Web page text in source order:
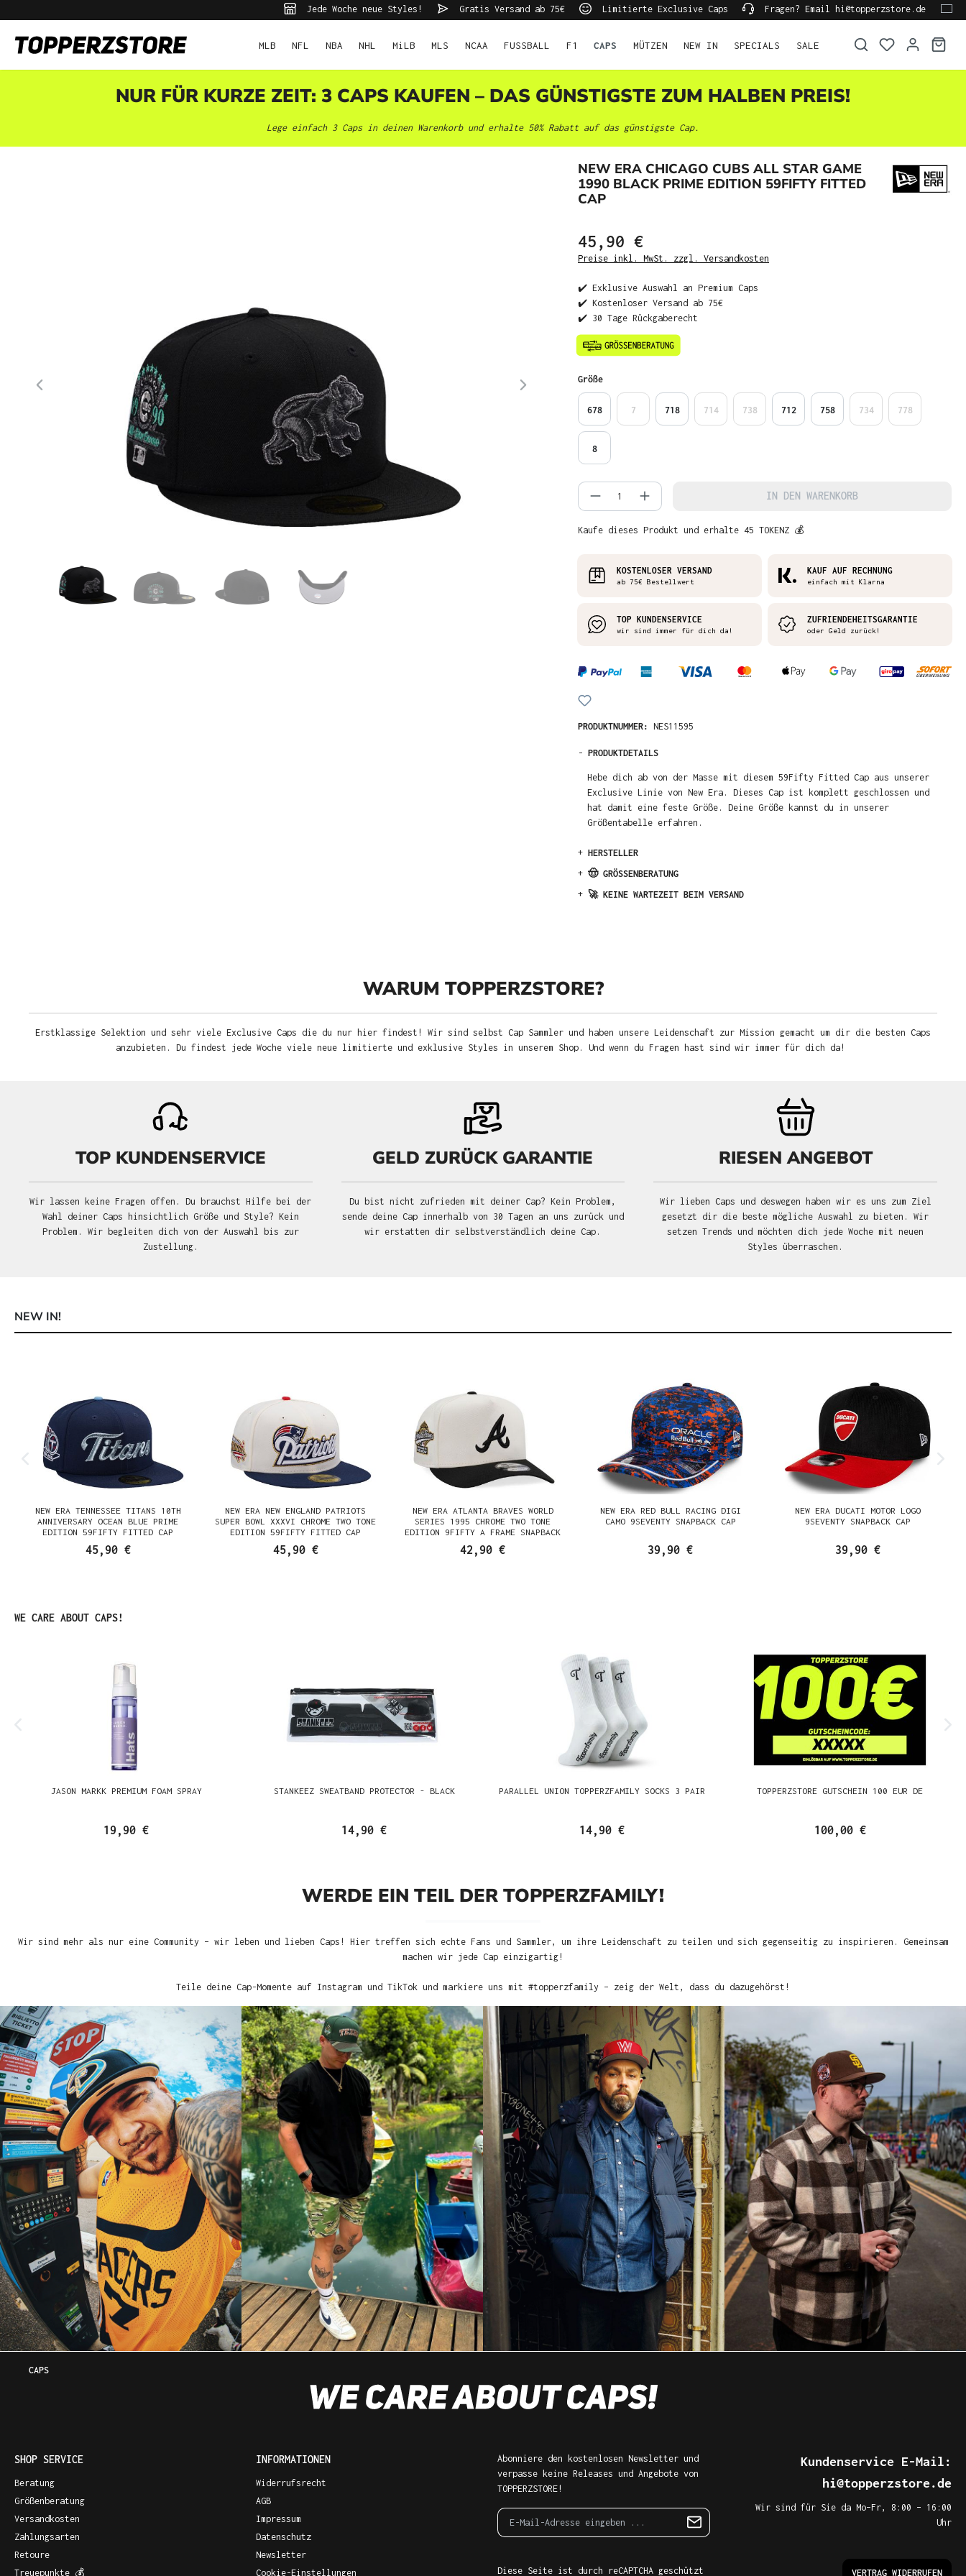
Jede Woche neue Styles! Gratis Versand ab 75€ Limitierte Exclusive Caps Fragen? Email hi@topperzstore.de
MLB NFL NBA NHL MiLB MLS NCAA FUSSBALL F1 CAPS MÜTZEN NEW IN SPECIALS SALE
NUR FÜR KURZE ZEIT: 3 CAPS KAUFEN – DAS GÜNSTIGSTE ZUM HALBEN PREIS!
Lege einfach 3 Caps in deinen Warenkorb und erhalte 50% Rabatt auf das günstigste Cap.
NEW ERA CHICAGO CUBS ALL STAR GAME
1990 BLACK PRIME EDITION 59FIFTY FITTED
CAP
45,90 €
Preise inkl. MwSt. zzgl. Versandkosten
✔️ Exklusive Auswahl an Premium Caps
✔️ Kostenloser Versand ab 75€
✔️ 30 Tage Rückgaberecht
Größeauswählen
678 7 718 714 738 712 758 734 778
8
Produkt Anzahl: Gib den gewünschten Wert
IN DEN WARENKORB
Kaufe dieses Produkt und erhalte 45 TOKENZ 💰
KOSTENLOSER VERSAND
ab 75€ Bestellwert
KAUF AUF RECHNUNG
einfach mit Klarna
TOP KUNDENSERVICE
wir sind immer für dich da!
ZUFRIENDEHEITSGARANTIE
oder Geld zurück!
PRODUKTNUMMER: NES11595
- PRODUKTDETAILS
Hebe dich ab von der Masse mit diesem 59Fifty Fitted Cap aus unserer
Exclusive Linie von New Era. Dieses Cap ist komplett geschlossen und
hat damit eine feste Größe. Deine Größe kannst du in unserer
Größentabelle erfahren.
+ HERSTELLER
+ 🤠 GRÖSSENBERATUNG
+ 🚀 KEINE WARTEZEIT BEIM VERSAND
WARUM TOPPERZSTORE?
Erstklassige Selektion und sehr viele Exclusive Caps die du nur hier findest! Wir sind selbst Cap Sammler und haben unsere Leidenschaft zur Mission gemacht um dir die besten Caps
anzubieten. Du findest jede Woche viele neue limitierte und exklusive Styles in unserem Shop. Und wenn du Fragen hast sind wir immer für dich da!
TOP KUNDENSERVICE
Wir lassen keine Fragen offen. Du brauchst Hilfe bei der
Wahl deiner Caps hinsichtlich Größe und Style? Kein
Problem. Wir begleiten dich von der Auswahl bis zur
Zustellung.
GELD ZURÜCK GARANTIE
Du bist nicht zufrieden mit deiner Cap? Kein Problem,
sende deine Cap innerhalb von 30 Tagen an uns zurück und
wir erstatten dir selbstverständlich deine Cap.
RIESEN ANGEBOT
Wir lieben Caps und deswegen haben wir es uns zum Ziel
gesetzt dir die beste mögliche Auswahl zu bieten. Wir
setzen Trends und möchten dich jede Woche mit neuen
Styles überraschen.
NEW IN!
NEW ERA TENNESSEE TITANS 10TH
ANNIVERSARY OCEAN BLUE PRIME
EDITION 59FIFTY FITTED CAP
45,90 €
NEW ERA NEW ENGLAND PATRIOTS
SUPER BOWL XXXVI CHROME TWO TONE
EDITION 59FIFTY FITTED CAP
45,90 €
NEW ERA ATLANTA BRAVES WORLD
SERIES 1995 CHROME TWO TONE
EDITION 9FIFTY A FRAME SNAPBACK
CAP
42,90 €
NEW ERA RED BULL RACING DIGI
CAMO 9SEVENTY SNAPBACK CAP
39,90 €
NEW ERA DUCATI MOTOR LOGO
9SEVENTY SNAPBACK CAP
39,90 €
Produktgalerie überspringen
WE CARE ABOUT CAPS!
JASON MARKK PREMIUM FOAM SPRAY
19,90 €
STANKEEZ SWEATBAND PROTECTOR - BLACK
14,90 €
PARALLEL UNION TOPPERZFAMILY SOCKS 3 PAIR
14,90 €
TOPPERZSTORE GUTSCHEIN 100 EUR DE
100,00 €
WERDE EIN TEIL DER TOPPERZFAMILY!
Wir sind mehr als nur eine Community – wir leben und lieben Caps! Hier treffen sich echte Fans und Sammler, um ihre Leidenschaft zu teilen und sich gegenseitig zu inspirieren. Gemeinsam
machen wir jede Cap einzigartig!
Teile deine Cap-Momente auf Instagram und TikTok und markiere uns mit #topperzfamily – zeig der Welt, dass du dazugehörst!
CAPS
SHOP SERVICE
Beratung
Größenberatung
Versandkosten
Zahlungsarten
Retoure
Treuepunkte 💰
INFORMATIONEN
Widerrufsrecht
AGB
Impressum
Datenschutz
Newsletter
Cookie-Einstellungen
Abonniere den kostenlosen Newsletter und
verpasse keine Releases und Angebote von
TOPPERZSTORE!
Diese Seite ist durch reCAPTCHA geschützt
Kundenservice E-Mail:
hi@topperzstore.de
Wir sind für Sie da Mo–Fr, 8:00 – 16:00
Uhr
VERTRAG WIDERRUFEN